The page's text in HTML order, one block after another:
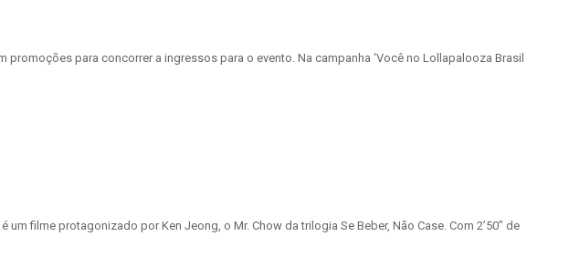
para concorrer a ingressos para o evento. Na campanha ‘Você no Lollapalooza Brasil
filme protagonizado por Ken Jeong, o Mr. Chow da trilogia Se Beber, Não Case. Com 2’50” de